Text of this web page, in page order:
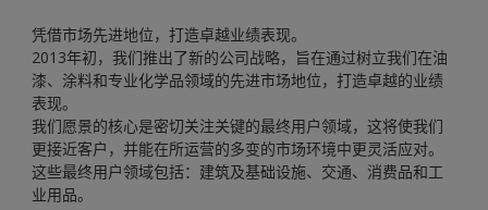
凭借市场先进地位，打造卓越业绩表现。
2013年初，我们推出了新的公司战略，旨在通过树立我们在油
漆、涂料和专业化学品领域的先进市场地位，打造卓越的业绩
表现。
我们愿景的核心是密切关注关键的最终用户领域，这将使我们
更接近客户，并能在所运营的多变的市场环境中更灵活应对。
这些最终用户领域包括：建筑及基础设施、交通、消费品和工
业用品。